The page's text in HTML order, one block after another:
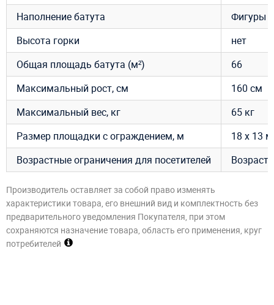
Наполнение батута
Фигуры
Высота горки
нет
Общая площадь батута (м²)
66
Максимальный рост, см
160 см
Максимальный вес, кг
65 кг
Размер площадки с ограждением, м
18 х 13 м
Возрастные ограничения для посетителей
Возраст
Производитель оставляет за собой право изменять
характеристики товара, его внешний вид и комплектность без
предварительного уведомления Покупателя, при этом
сохраняются назначение товара, область его применения, круг
потребителей